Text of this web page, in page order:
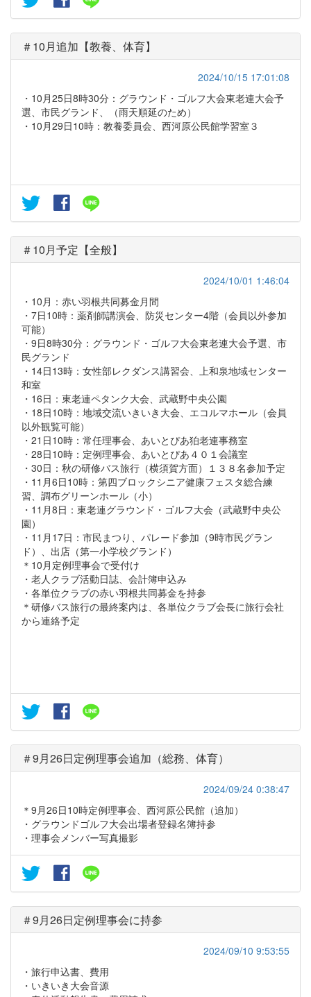
＃10月追加【教養、体育】
2024/10/15 17:01:08
・10月25日8時30分：グラウンド・ゴルフ大会東老連大会予
選、市民グランド、（雨天順延のため）
・10月29日10時：教養委員会、西河原公民館学習室３
＃10月予定【全般】
2024/10/01 1:46:04
・10月：赤い羽根共同募金月間
・7日10時：薬剤師講演会、防災センター4階（会員以外参加
可能）
・9日8時30分：グラウンド・ゴルフ大会東老連大会予選、市
民グランド
・14日13時：女性部レクダンス講習会、上和泉地域センター
和室
・16日：東老連ペタンク大会、武蔵野中央公園
・18日10時：地域交流いきいき大会、エコルマホール（会員
以外観覧可能）
・21日10時：常任理事会、あいとぴあ狛老連事務室
・28日10時：定例理事会、あいとぴあ４０１会議室
・30日：秋の研修バス旅行（横須賀方面）１３８名参加予定
・11月6日10時：第四ブロックシニア健康フェスタ総合練
習、調布グリーンホール（小）
・11月8日：東老連グラウンド・ゴルフ大会（武蔵野中央公
園）
・11月17日：市民まつり、パレード参加（9時市民グラン
ド）、出店（第一小学校グランド）
＊10月定例理事会で受付け
・老人クラブ活動日誌、会計簿申込み
・各単位クラブの赤い羽根共同募金を持参
＊研修バス旅行の最終案内は、各単位クラブ会長に旅行会社
から連絡予定
＃9月26日定例理事会追加（総務、体育）
2024/09/24 0:38:47
＊9月26日10時定例理事会、西河原公民館（追加）
・グラウンドゴルフ大会出場者登録名簿持参
・理事会メンバー写真撮影
＃9月26日定例理事会に持参
2024/09/10 9:53:55
・旅行申込書、費用
・いきいき大会音源